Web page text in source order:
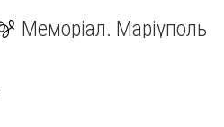
Меморіал. Маріуполь